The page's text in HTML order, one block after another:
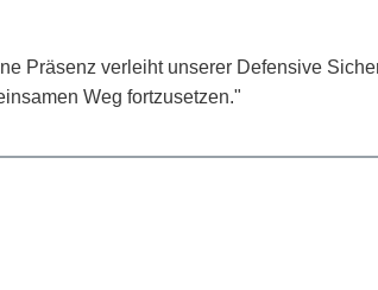
Präsenz verleiht unserer Defensive
Weg fortzusetzen."